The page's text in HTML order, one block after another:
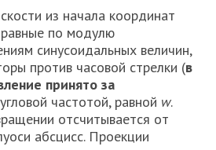
из начала координат
по модулю
синусоидальных величин,
против часовой стрелки (в
принято за
частотой, равной w.
отсчитывается от
абсцисс. Проекции